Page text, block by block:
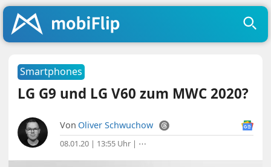
Smartphones
LG G9 und LG V60 zum MWC 2020?
Von Oliver Schwuchow
08.01.20 | 13:55 Uhr | ⋯